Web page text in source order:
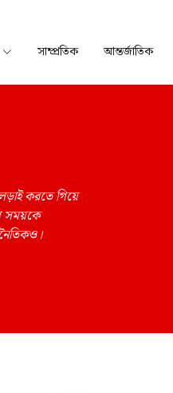
সাম্প্রতিক আন্তর্জাতিক
করতে গিয়ে
সময়কে